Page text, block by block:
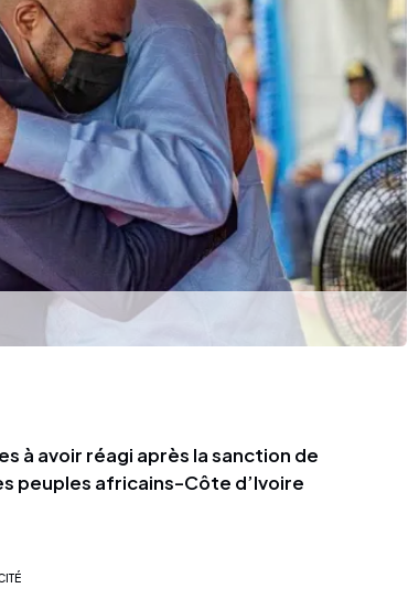
à avoir réagi après la sanction de
peuples africains-Côte d’Ivoire